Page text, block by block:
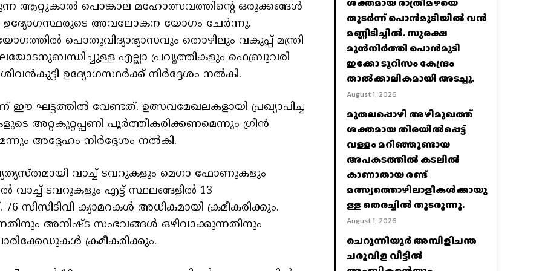
ആറ്റുകാൽ പൊങ്കാല മഹോത്സവത്തിന്റെ ഒരുക്കങ്ങൾ
ഉദ്യോഗസ്ഥരുടെ അവലോകന യോഗം ചേർന്നു.
പൊതുവിദ്യാഭ്യാസവും തൊഴിലും വകുപ്പ് മന്ത്രി
എല്ലാ പ്രവൃത്തികളും ഫെബ്രുവരി
ഉദ്യോഗസ്ഥർക്ക് നിർദ്ദേശം നൽകി.
ഘട്ടത്തിൽ വേണ്ടത്. ഉത്സവമേഖലകളായി പ്രഖ്യാപിച്ച
അറ്റകുറ്റപ്പണി പൂർത്തീകരിക്കണമെന്നും ഗ്രീൻ
അദ്ദേഹം നിർദ്ദേശം നൽകി.
വാച്ച് ടവറുകളും മെഗാ ഫോണുകളും
ടവറുകളും എട്ട് സ്ഥലങ്ങളിൽ 13
ക്യാമറകൾ അധികമായി ക്രമീകരിക്കും.
അനിഷ്ട സംഭവങ്ങൾ ഒഴിവാക്കുന്നതിനും
ക്രമീകരിക്കും.
തുടർന്ന് പൊൻമുടിയില്‍ വൻ
മണ്ണിടിച്ചില്‍. സുരക്ഷ
മുൻനിർത്തി പൊൻമുടി
ഇക്കോ ടൂറിസം കേന്ദ്രം
താല്‍ക്കാലികമായി അടച്ചു.
August 1, 2026
മുതലപ്പൊഴി അഴിമുഖത്ത്
ശക്തമായ തിരയിൽപ്പെട്ട്
വള്ളം മറിഞ്ഞുണ്ടായ
അപകടത്തിൽ കടലിൽ
കാണാതായ രണ്ട്
മത്സ്യത്തൊഴിലാളികൾക്കായു
ള്ള തെരച്ചിൽ തുടരുന്നു.
August 1, 2026
ചെറുന്നിയൂർ അമ്പിളിചന്ത
ചരുവിള വീട്ടിൽ